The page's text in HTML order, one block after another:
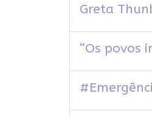
Greta
“Os povos